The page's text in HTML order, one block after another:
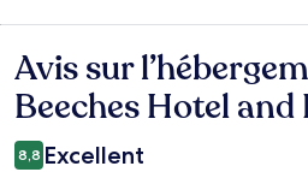
Avis
Avis sur
Beeches Hotel and
8,8 Excellent